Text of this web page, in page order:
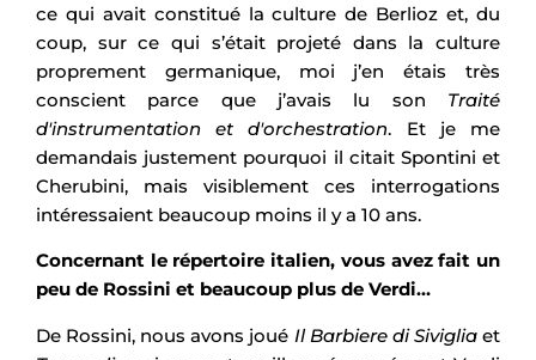
ce qui avait constitué la culture de Berlioz et, du
coup, sur ce qui s’était projeté dans la culture
proprement germanique, moi j’en étais très
conscient parce que j’avais lu son Traité
d'instrumentation et d'orchestration. Et je me
demandais justement pourquoi il citait Spontini et
Cherubini, mais visiblement ces interrogations
intéressaient beaucoup moins il y a 10 ans.
Concernant le répertoire italien, vous avez fait un
peu de Rossini et beaucoup plus de Verdi…
De Rossini, nous avons joué Il Barbiere di Sivigliaet